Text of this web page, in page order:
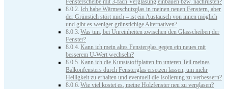
Fensterscheibe mit 3-fach Verglasung einbauen bzw. nachrüsten?
Ich habe Wärmeschutzglas in meinen neuen Fenstern, aber
der Grünstich stört mich – ist ein Austausch von innen möglich
und gibt es weniger grünstichige Alternativen?
Was tun, bei Unreinheiten zwischen den Glasscheiben der
Fenster?
Kann ich mein altes Fensterglas gegen ein neues mit
besserem U-Wert wechseln?
Kann ich die Kunststoffplatten im unteren Teil meines
Balkonfensters durch Fensterglas ersetzen lassen, um mehr
Helligkeit zu erhalten und eventuell die Isolierung zu verbessern?
Wie viel kostet es, meine Holzfenster neu zu verglasen?